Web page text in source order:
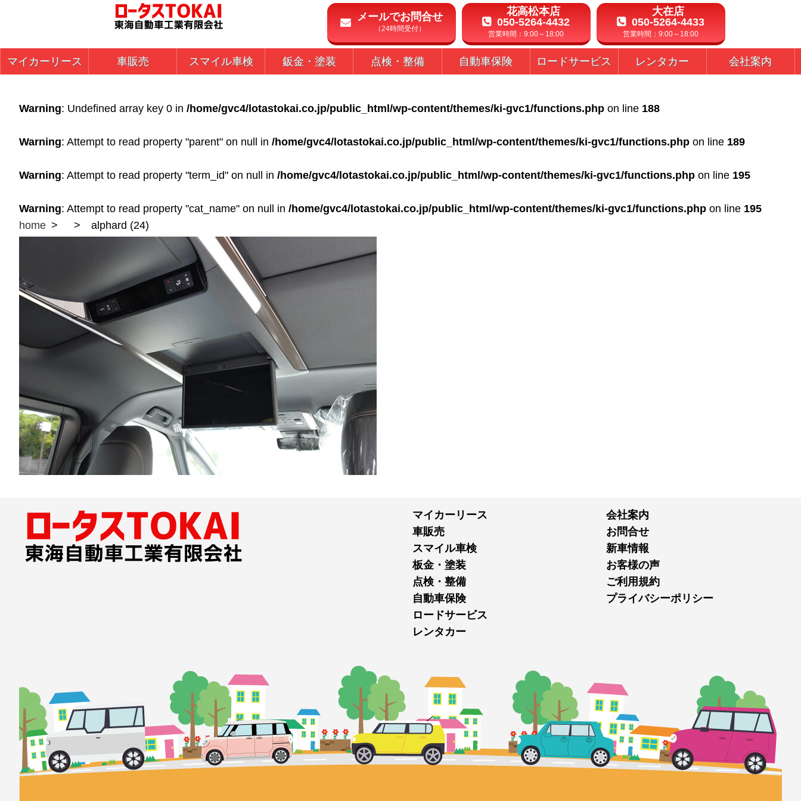
メールでお問合せ
（24時間受付）
花高松本店
050-5264-4432
営業時間：9:00～18:00
大在店
050-5264-4433
営業時間：9:00～18:00
マイカーリース 車販売 スマイル車検 鈑金・塗装 点検・整備 自動車保険 ロードサービス レンタカー 会社案内
Warning: Undefined array key 0 in /home/gvc4/lotastokai.co.jp/public_html/wp-content/themes/ki-gvc1/functions.php on line 188
Warning: Attempt to read property "parent" on null in /home/gvc4/lotastokai.co.jp/public_html/wp-content/themes/ki-gvc1/functions.php on line 189
Warning: Attempt to read property "term_id" on null in /home/gvc4/lotastokai.co.jp/public_html/wp-content/themes/ki-gvc1/functions.php on line 195
Warning: Attempt to read property "cat_name" on null in /home/gvc4/lotastokai.co.jp/public_html/wp-content/themes/ki-gvc1/functions.php on line 195
home
alphard (24)
マイカーリース
車販売
スマイル車検
板金・塗装
点検・整備
自動車保険
ロードサービス
レンタカー
会社案内
お問合せ
新車情報
お客様の声
ご利用規約
プライバシーポリシー